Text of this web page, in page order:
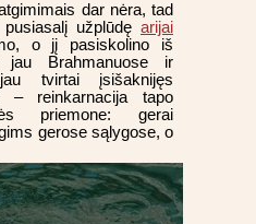
dar nėra, tad
užplūdę arijai
o jį pasiskolino iš
Brahmanuose ir
tvirtai įsišaknijęs
– reinkarnacija tapo
priemone: gerai
gerose sąlygose, o